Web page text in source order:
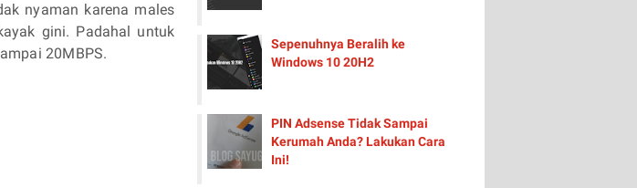
nyaman karena males
gini. Padahal untuk
20MBPS.
Sepenuhnya Beralih ke
Windows 10 20H2
PIN Adsense Tidak Sampai
Kerumah Anda? Lakukan Cara
Ini!